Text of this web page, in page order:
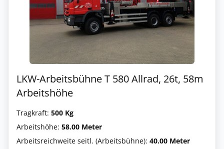
LKW-Arbeitsbühne T 580 Allrad, 26t, 58m
Arbeitshöhe
Tragkraft: 500 Kg
Arbeitshöhe: 58.00 Meter
Arbeitsreichweite seitl. (Arbeitsbühne): 40.00 Meter